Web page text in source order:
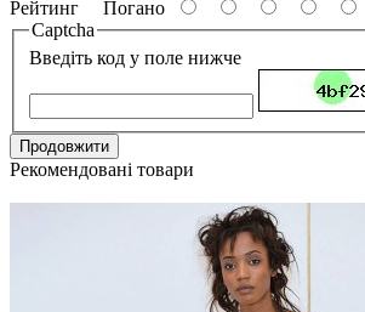
Рейтинг Погано
Captcha
Введіть код у поле нижче
Продовжити
Рекомендовані товари